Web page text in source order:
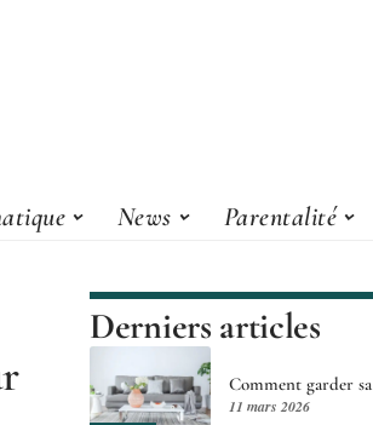
News Parentalité
Derniers articles
Comment garder
11 mars 2026